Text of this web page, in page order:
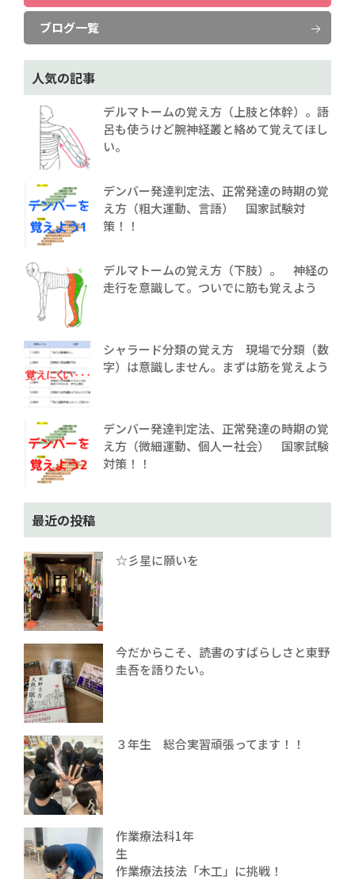
ブログ一覧
人気の記事
デルマトームの覚え方（上肢と体幹）。語
呂も使うけど腕神経叢と絡めて覚えてほし
い。
デンバー発達判定法、正常発達の時期の覚
え方（粗大運動、言語） 国家試験対
策！！
デルマトームの覚え方（下肢）。 神経の
走行を意識して。ついでに筋も覚えよう
シャラード分類の覚え方 現場で分類（数
字）は意識しません。まずは筋を覚えよう
デンバー発達判定法、正常発達の時期の覚
え方（微細運動、個人ー社会） 国家試験
対策！！
最近の投稿
☆彡星に願いを
今だからこそ、読書のすばらしさと東野
圭吾を語りたい。
３年生 総合実習頑張ってます！！
作業療法科1年
生
作業療法技法「木工」に挑戦！